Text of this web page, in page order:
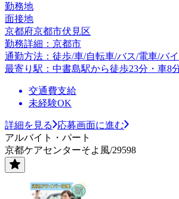
勤務地
面接地
京都府京都市伏見区
勤務詳細：京都市
通勤方法：徒歩/車/自転車/バス/電車/バ
最寄り駅：中書島駅から徒歩23分・車8
交通費支給
未経験OK
詳細を見る
応募画面に進む
アルバイト・パート
京都ケアセンターそよ風/29598